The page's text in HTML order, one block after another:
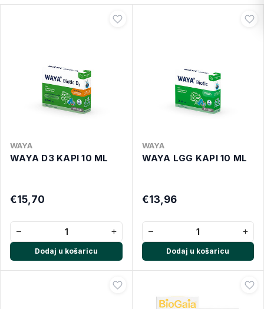
WAYA
WAYA D3 KAPI 10 ML
€15,70
− +
Dodaj u košaricu
WAYA
WAYA LGG KAPI 10 ML
€13,96
− +
Dodaj u košaricu